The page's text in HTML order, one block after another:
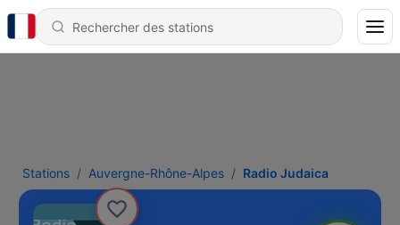
Stations Auvergne-Rhône-Alpes Radio Judaica